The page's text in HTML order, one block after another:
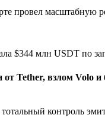
провел масштабную
Tether, взлом Volo и
контроль